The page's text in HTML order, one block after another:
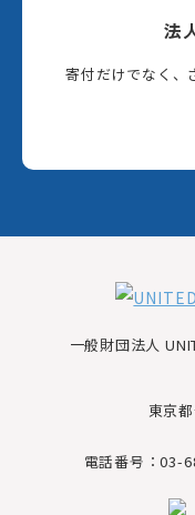
法
寄付だけでなく、
一般財団法人
東京
電話番号：03-